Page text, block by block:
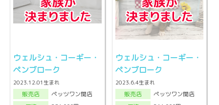
ウェルシュ・コーギー・
ペンブローク
2023.12.01生まれ
販売店
ペッツワン関店
ウェルシュ・コーギー・
ペンブローク
2023.6.4生まれ
販売店
ペッツワン関店